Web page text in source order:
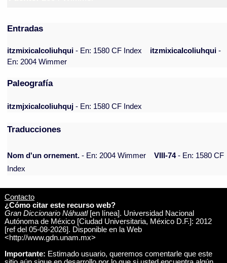
Entradas
itzmixicalcoliuhqui- En: 1580 CF Index itzmixicalcoliuhqui-
En: 2004 Wimmer
Paleografía
itzmjxicalcoliuhquj - En: 1580 CF Index
Traducciones
Nom d'un ornement. - En: 2004 Wimmer VIII-74- En: 1580 CF
Index
Contacto
¿Cómo citar este recurso web?
Gran Diccionario Náhuatl[en línea]. Universidad Nacional
Autónoma de México [Ciudad Universitaria, México D.F.]: 2012
[ref del 05-08-2026]. Disponible en la Web
<http://www.gdn.unam.mx>
Importante: Estimado usuario, queremos comentarle que este